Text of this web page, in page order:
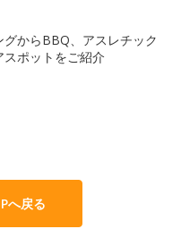
からBBQ、アスレチック
ポットをご紹介
へ戻る